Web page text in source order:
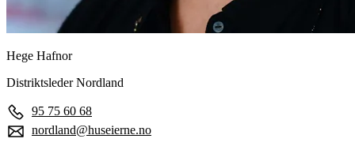
Hege Hafnor
Distriktsleder Nordland
95 75 60 68
nordland@huseierne.no